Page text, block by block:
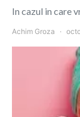
In cazul in care
Achim Groza